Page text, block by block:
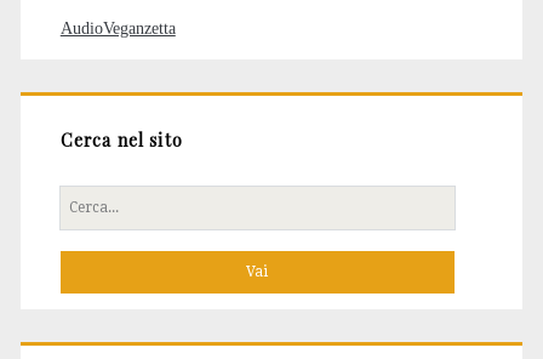
AudioVeganzetta
Cerca nel sito
Cerca
per: